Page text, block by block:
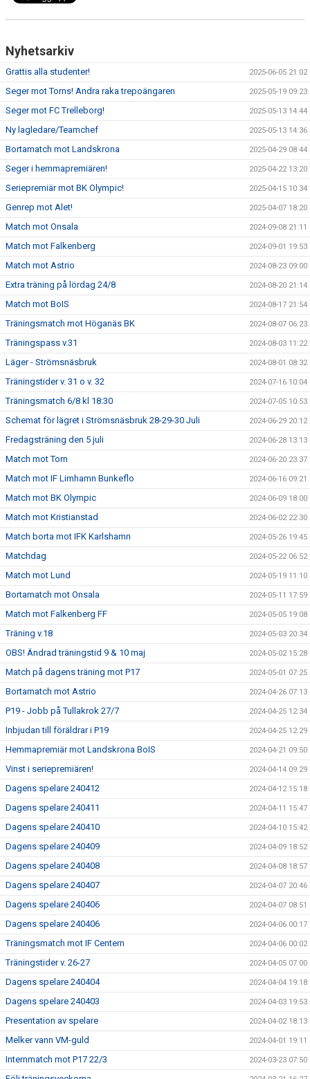
Nyhetsarkiv
Grattis alla studenter! 2025-06-05 21:02
Seger mot Torns! Andra raka trepoängaren 2025-05-19 09:23
Seger mot FC Trelleborg! 2025-05-13 14:44
Ny lagledare/Teamchef 2025-05-13 14:36
Bortamatch mot Landskrona 2025-04-29 08:44
Seger i hemmapremiären! 2025-04-22 13:20
Seriepremiär mot BK Olympic! 2025-04-15 10:34
Genrep mot Alet! 2025-04-07 18:20
Match mot Onsala 2024-09-08 21:11
Match mot Falkenberg 2024-09-01 19:53
Match mot Astrio 2024-08-23 09:00
Extra träning på lördag 24/8 2024-08-20 21:14
Match mot BoIS 2024-08-17 21:54
Träningsmatch mot Höganäs BK 2024-08-07 06:23
Träningspass v.31 2024-08-03 11:22
Läger - Strömsnäsbruk 2024-08-01 08:32
Träningstider v. 31 o v. 32 2024-07-16 10:04
Träningsmatch 6/8 kl 18:30 2024-07-05 10:53
Schemat för lägret i Strömsnäsbruk 28-29-30 Juli 2024-06-29 20:12
Fredagsträning den 5 juli 2024-06-28 13:13
Match mot Torn 2024-06-20 23:37
Match mot IF Limhamn Bunkeflo 2024-06-16 09:21
Match mot BK Olympic 2024-06-09 18:00
Match mot Kristianstad 2024-06-02 22:30
Match borta mot IFK Karlshamn 2024-05-26 19:45
Matchdag 2024-05-22 06:52
Match mot Lund 2024-05-19 11:10
Bortamatch mot Onsala 2024-05-11 17:59
Match mot Falkenberg FF 2024-05-05 19:08
Träning v.18 2024-05-03 20:34
OBS! Ändrad träningstid 9 & 10 maj 2024-05-02 15:28
Match på dagens träning mot P17 2024-05-01 07:25
Bortamatch mot Astrio 2024-04-26 07:13
P19 - Jobb på Tullakrok 27/7 2024-04-25 12:34
Inbjudan till föräldrar i P19 2024-04-25 12:29
Hemmapremiär mot Landskrona BoIS 2024-04-21 09:50
Vinst i seriepremiären! 2024-04-14 09:29
Dagens spelare 240412 2024-04-12 15:18
Dagens spelare 240411 2024-04-11 15:47
Dagens spelare 240410 2024-04-10 15:42
Dagens spelare 240409 2024-04-09 18:52
Dagens spelare 240408 2024-04-08 18:57
Dagens spelare 240407 2024-04-07 20:46
Dagens spelare 240406 2024-04-07 08:51
Dagens spelare 240406 2024-04-06 00:17
Träningsmatch mot IF Centern 2024-04-06 00:02
Träningstider v. 26-27 2024-04-05 07:00
Dagens spelare 240404 2024-04-04 19:18
Dagens spelare 240403 2024-04-03 19:53
Presentation av spelare 2024-04-02 18:13
Melker vann VM-guld 2024-04-01 19:11
Internmatch mot P17 22/3 2024-03-23 07:50